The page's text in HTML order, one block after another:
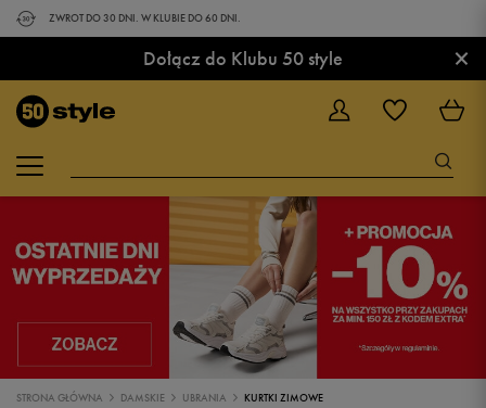
ZWROT DO 30 DNI. W KLUBIE DO 60 DNI.
Dołącz do Klubu 50 style ×
STRONA GŁÓWNA DAMSKIE UBRANIA KURTKI ZIMOWE